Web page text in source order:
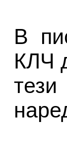
В
КЛЧ